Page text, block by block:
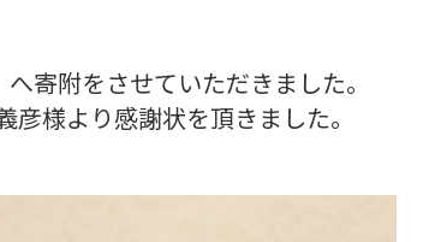
寄附をさせていただきました。
様より感謝状を頂きました。